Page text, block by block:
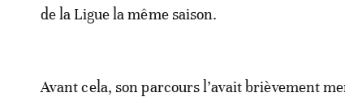
de la Ligue la même saison.
Avant cela, son parcours l’avait brièvement